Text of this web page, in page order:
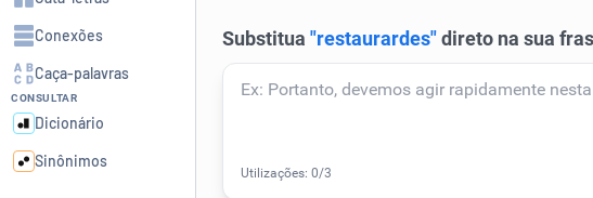
Detector de IA
Humanizador de IA
Conexões
Caça-palavras
CONSULTAR
Dicionário
Sinônimos